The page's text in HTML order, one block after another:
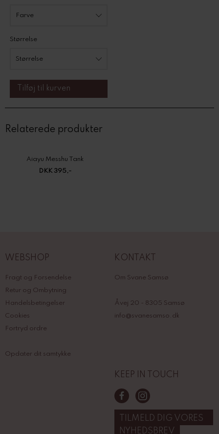
Størrelse
Relaterede produkter
Aiayu Messhu Tank
DKK 395,-
WEBSHOP
Fragt og Forsendelse
Retur og Ombytning
Handelsbetingelser
Cookies
Fortryd ordre
Opdater dit samtykke
KONTAKT
Om Svane Samsø
Åvej 20 - 8305 Samsø
info@svanesamso.dk
KEEP IN TOUCH
TILMELD DIG VORES
NYHEDSBREV